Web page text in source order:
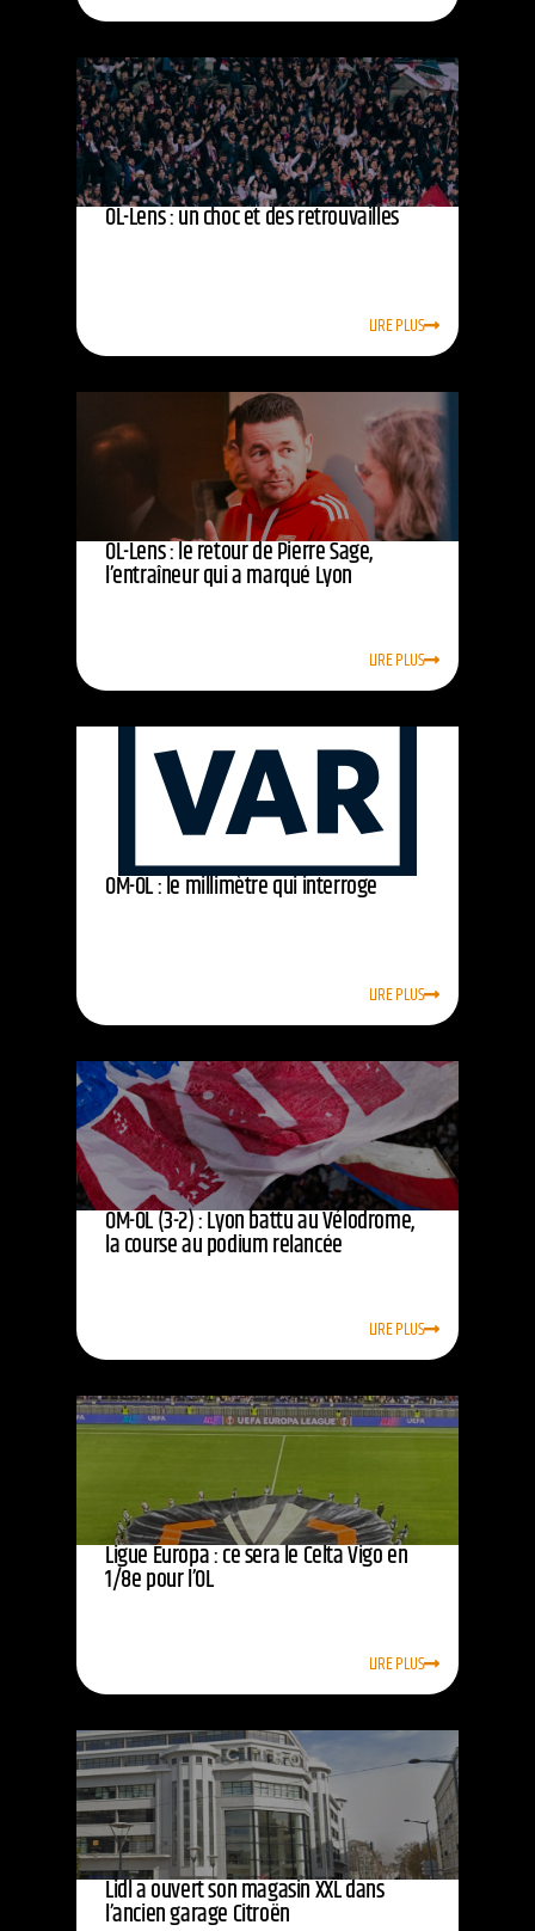
OL-Lens : un choc et des retrouvailles
LIRE PLUS
OL-Lens : le retour de Pierre Sage,
l’entraîneur qui a marqué Lyon
LIRE PLUS
OM-OL : le millimètre qui interroge
LIRE PLUS
OM-OL (3-2) : Lyon battu au Vélodrome,
la course au podium relancée
LIRE PLUS
Ligue Europa : ce sera le Celta Vigo en
1/8e pour l’OL
LIRE PLUS
Lidl a ouvert son magasin XXL dans
l’ancien garage Citroën